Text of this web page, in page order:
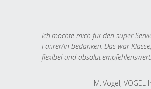
Ich möchte mich für den super
Fahrer/in bedanken. Das war
flexibel und absolut empfehlenswert!
M. Vogel, VOGEL